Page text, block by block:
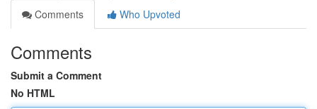
Comments
Who Upvoted
Comments
Submit a Comment
No HTML